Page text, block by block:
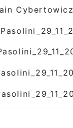
Cybertowicz